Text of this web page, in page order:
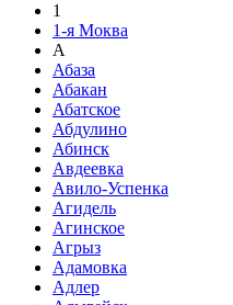
1
1-я Моква
А
Абаза
Абакан
Абатское
Абдулино
Абинск
Авдеевка
Авило-Успенка
Агидель
Агинское
Агрыз
Адамовка
Адлер